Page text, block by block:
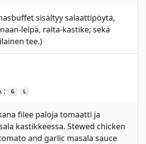
sisältyy salaattipöytä,
leipä, raita-kastike; sekä
tee.)
: G L
filee paloja tomaatti ja
kastikkeessa. Stewed chicken
and garlic masala sauce